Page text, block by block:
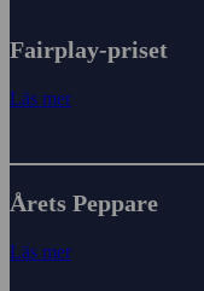
Fairplay-priset
Läs mer
Årets Peppare
Läs mer